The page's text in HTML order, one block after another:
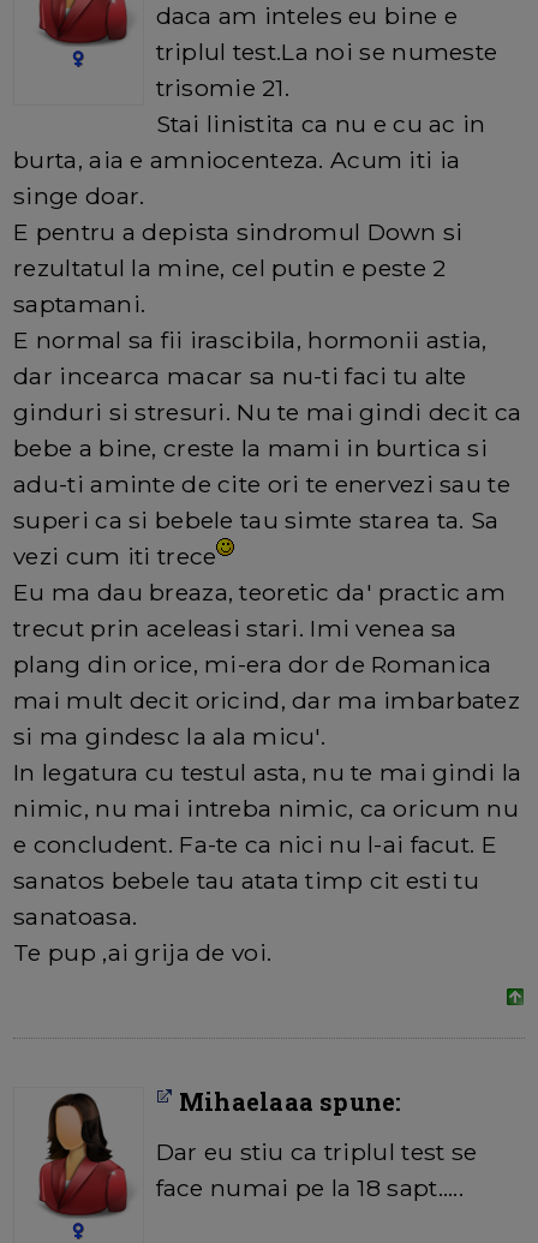
daca am inteles eu bine e
triplul test.La noi se numeste
trisomie 21.
Stai linistita ca nu e cu ac in
burta, aia e amniocenteza. Acum iti ia
singe doar.
E pentru a depista sindromul Down si
rezultatul la mine, cel putin e peste 2
saptamani.
E normal sa fii irascibila, hormonii astia,
dar incearca macar sa nu-ti faci tu alte
ginduri si stresuri. Nu te mai gindi decit ca
bebe a bine, creste la mami in burtica si
adu-ti aminte de cite ori te enervezi sau te
superi ca si bebele tau simte starea ta. Sa
vezi cum iti trece
Eu ma dau breaza, teoretic da' practic am
trecut prin aceleasi stari. Imi venea sa
plang din orice, mi-era dor de Romanica
mai mult decit oricind, dar ma imbarbatez
si ma gindesc la ala micu'.
In legatura cu testul asta, nu te mai gindi la
nimic, nu mai intreba nimic, ca oricum nu
e concludent. Fa-te ca nici nu l-ai facut. E
sanatos bebele tau atata timp cit esti tu
sanatoasa.
Te pup ,ai grija de voi.
Mihaelaaa spune:
Dar eu stiu ca triplul test se
face numai pe la 18 sapt.....